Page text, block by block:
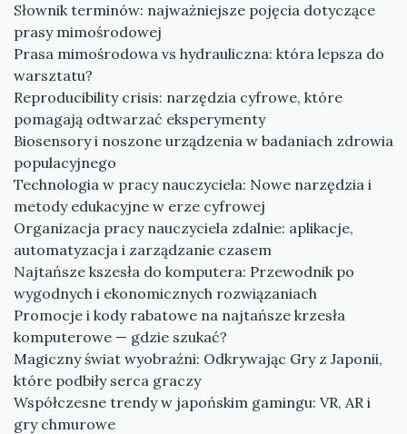
Słownik terminów: najważniejsze pojęcia dotyczące
prasy mimośrodowej
Prasa mimośrodowa vs hydrauliczna: która lepsza do
warsztatu?
Reproducibility crisis: narzędzia cyfrowe, które
pomagają odtwarzać eksperymenty
Biosensory i noszone urządzenia w badaniach zdrowia
populacyjnego
Technologia w pracy nauczyciela: Nowe narzędzia i
metody edukacyjne w erze cyfrowej
Organizacja pracy nauczyciela zdalnie: aplikacje,
automatyzacja i zarządzanie czasem
Najtańsze kszesła do komputera: Przewodnik po
wygodnych i ekonomicznych rozwiązaniach
Promocje i kody rabatowe na najtańsze krzesła
komputerowe — gdzie szukać?
Magiczny świat wyobraźni: Odkrywając Gry z Japonii,
które podbiły serca graczy
Współczesne trendy w japońskim gamingu: VR, AR i
gry chmurowe